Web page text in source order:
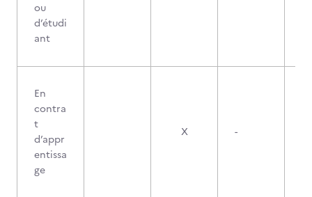
ou
d’étudi
ant
En
contra
t
d’appr
entissa
ge
X -